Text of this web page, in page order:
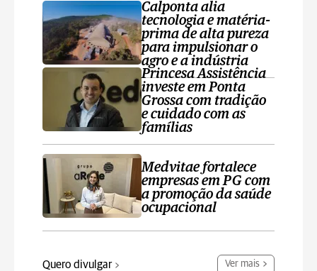
Calponta alia
tecnologia e matéria-
prima de alta pureza
para impulsionar o
agro e a indústria
Princesa Assistência
investe em Ponta
Grossa com tradição
e cuidado com as
famílias
Medvitae fortalece
empresas em PG com
a promoção da saúde
ocupacional
Quero divulgar Ver mais